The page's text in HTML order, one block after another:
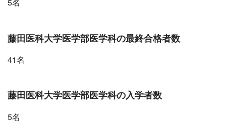
5名
藤田医科大学医学部医学科の最終合格者数
41名
藤田医科大学医学部医学科の入学者数
5名